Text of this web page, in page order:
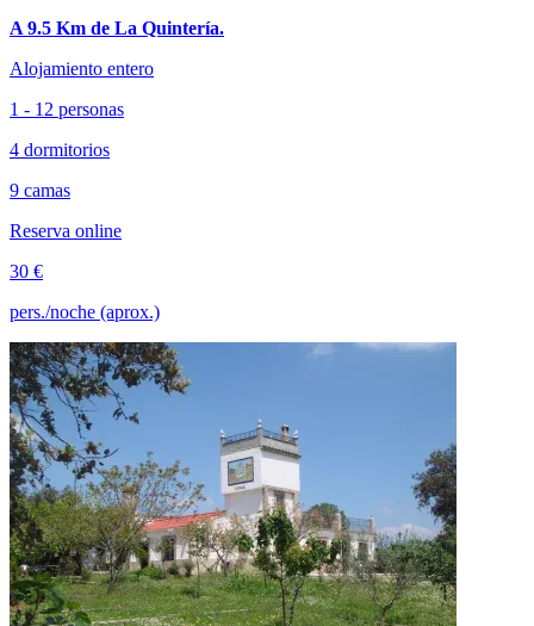
A 9.5 Km de La Quintería.
Alojamiento entero
1 - 12 personas
4 dormitorios
9 camas
Reserva online
30 €
pers./noche (aprox.)